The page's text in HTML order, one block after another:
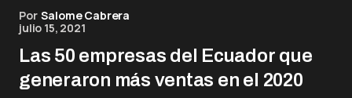
Por Salome Cabrera
julio 15, 2021
Las 50 empresas del Ecuador que
generaron más ventas en el 2020